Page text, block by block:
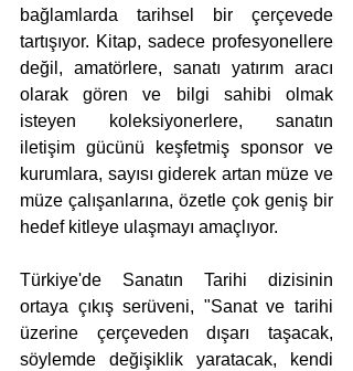
bağlamlarda tarihsel bir çerçevede
tartışıyor. Kitap, sadece profesyonellere
değil, amatörlere, sanatı yatırım aracı
olarak gören ve bilgi sahibi olmak
isteyen koleksiyonerlere, sanatın
iletişim gücünü keşfetmiş sponsor ve
kurumlara, sayısı giderek artan müze ve
müze çalışanlarına, özetle çok geniş bir
hedef kitleye ulaşmayı amaçlıyor.
Türkiye'de Sanatın Tarihi dizisinin
ortaya çıkış serüveni, "Sanat ve tarihi
üzerine çerçeveden dışarı taşacak,
söylemde değişiklik yaratacak, kendi